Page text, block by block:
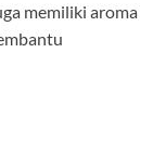
memiliki aroma